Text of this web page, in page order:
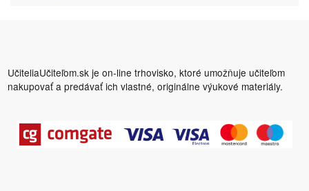
UčiteliaUčiteľom.sk je on-line trhovisko, ktoré umožňuje učiteľom
nakupovať a predávať ich vlastné, originálne výukové materiály.